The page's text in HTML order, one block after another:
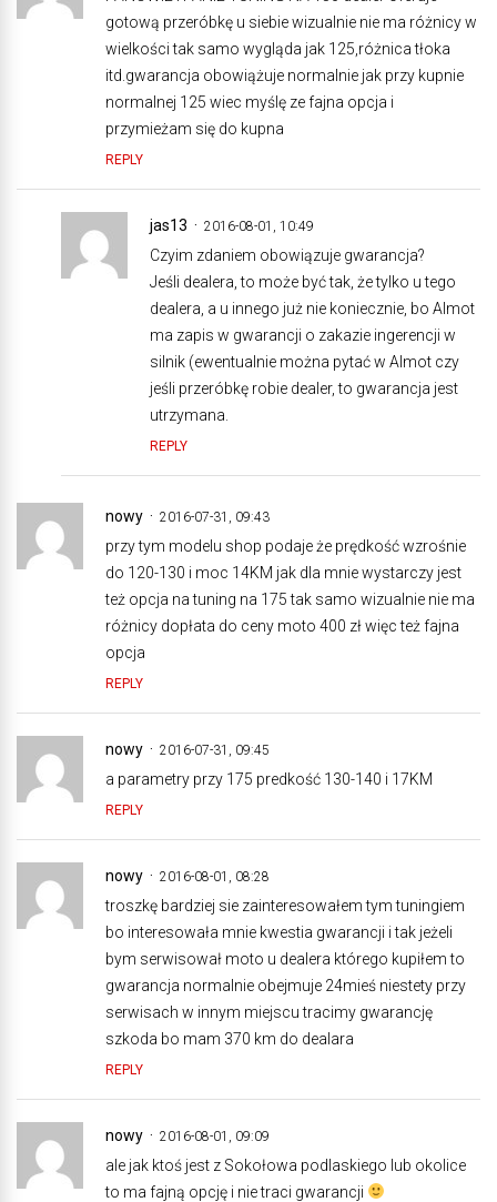
gotową przeróbkę u siebie wizualnie nie ma różnicy w
wielkości tak samo wygląda jak 125,różnica tłoka
itd.gwarancja obowiążuje normalnie jak przy kupnie
normalnej 125 wiec myślę ze fajna opcja i
przymieżam się do kupna
REPLY
jas13 2016-08-01, 10:49
Czyim zdaniem obowiązuje gwarancja?
Jeśli dealera, to może być tak, że tylko u tego
dealera, a u innego już nie koniecznie, bo Almot
ma zapis w gwarancji o zakazie ingerencji w
silnik (ewentualnie można pytać w Almot czy
jeśli przeróbkę robie dealer, to gwarancja jest
utrzymana.
REPLY
nowy 2016-07-31, 09:43
przy tym modelu shop podaje że prędkość wzrośnie
do 120-130 i moc 14KM jak dla mnie wystarczy jest
też opcja na tuning na 175 tak samo wizualnie nie ma
różnicy dopłata do ceny moto 400 zł więc też fajna
opcja
REPLY
nowy 2016-07-31, 09:45
a parametry przy 175 predkość 130-140 i 17KM
REPLY
nowy 2016-08-01, 08:28
troszkę bardziej sie zainteresowałem tym tuningiem
bo interesowała mnie kwestia gwarancji i tak jeżeli
bym serwisował moto u dealera którego kupiłem to
gwarancja normalnie obejmuje 24mieś niestety przy
serwisach w innym miejscu tracimy gwarancję
szkoda bo mam 370 km do dealara
REPLY
nowy 2016-08-01, 09:09
ale jak ktoś jest z Sokołowa podlaskiego lub okolice
to ma fajną opcję i nie traci gwarancji